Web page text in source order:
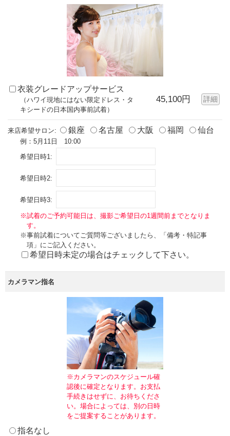
衣装グレードアップサービス
（ハワイ現地にはない限定ドレス・タ
キシードの日本国内事前試着）
45,100円 詳細
来店希望サロン: 銀座 名古屋 大阪 福岡 仙台
例：5月11日 10:00
希望日時1:
希望日時2:
希望日時3:
※試着のご予約可能日は、撮影ご希望日の1週間前までとなりま
す。
※事前試着についてご質問等ございましたら、「備考・特記事
項」にご記入ください。
希望日時未定の場合はチェックして下さい。
カメラマン指名
※カメラマンのスケジュール確
認後に確定となります。お支払
手続きはせずに、お待ちくださ
い。場合によっては、別の日時
をご提案することがあります。
指名なし